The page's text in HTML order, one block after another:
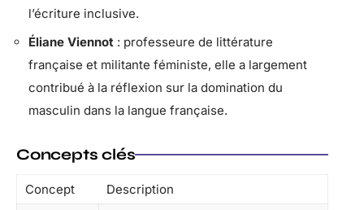
l’écriture inclusive.
Éliane Viennot : professeure de littérature
française et militante féministe, elle a largement
contribué à la réflexion sur la domination du
masculin dans la langue française.
Concepts clés
Concept Description